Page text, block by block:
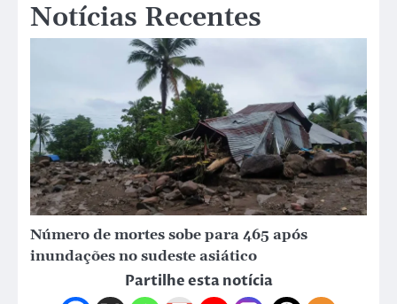
Notícias Recentes
Número de mortes sobe para 465 após
inundações no sudeste asiático
Partilhe esta notícia